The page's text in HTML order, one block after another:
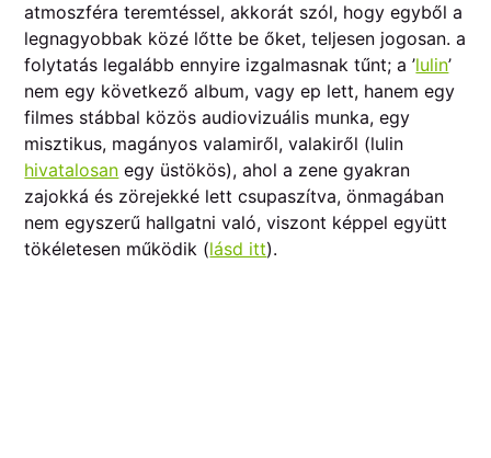
atmoszféra teremtéssel, akkorát szól, hogy egyből a
legnagyobbak közé lőtte be őket, teljesen jogosan. a
folytatás legalább ennyire izgalmasnak tűnt; a ’lulin’
nem egy következő album, vagy ep lett, hanem egy
filmes stábbal közös audiovizuális munka, egy
misztikus, magányos valamiről, valakiről (lulin
hivatalosan egy üstökös), ahol a zene gyakran
zajokká és zörejekké lett csupaszítva, önmagában
nem egyszerű hallgatni való, viszont képpel együtt
tökéletesen működik (lásd itt).